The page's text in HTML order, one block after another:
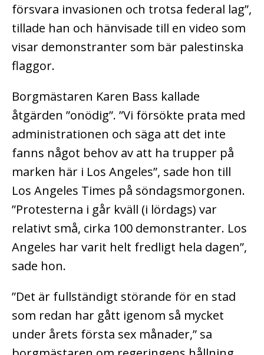
försvara invasionen och trotsa federal lag”,
tillade han och hänvisade till en video som
visar demonstranter som bär palestinska
flaggor.
Borgmästaren Karen Bass kallade
åtgärden ”onödig”. ”Vi försökte prata med
administrationen och säga att det inte
fanns något behov av att ha trupper på
marken här i Los Angeles”, sade hon till
Los Angeles Times på söndagsmorgonen.
”Protesterna i går kväll (i lördags) var
relativt små, cirka 100 demonstranter. Los
Angeles har varit helt fredligt hela dagen”,
sade hon.
”Det är fullständigt störande för en stad
som redan har gått igenom så mycket
under årets första sex månader,” sa